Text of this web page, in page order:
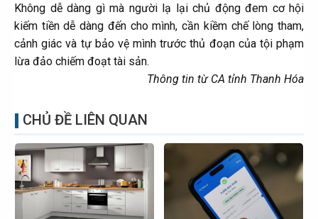
Không dễ dàng gì mà người lạ lại chủ động đem cơ hội
kiếm tiền dễ dàng đến cho mình, cần kiềm chế lòng tham,
cảnh giác và tự bảo vệ mình trước thủ đoạn của tội phạm
lừa đảo chiếm đoạt tài sản.​
Thông tin từ CA tỉnh Thanh Hóa
CHỦ ĐỀ LIÊN QUAN